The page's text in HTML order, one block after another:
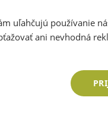
Dámska
zateplená
Veľkosť: 40
uľahčujú používanie
ani nevhodná